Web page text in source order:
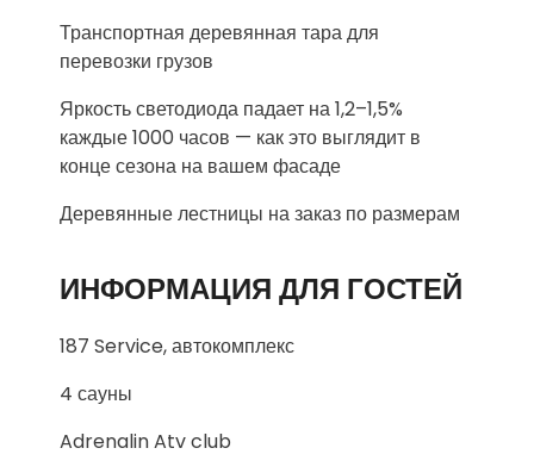
Транспортная деревянная тара для
перевозки грузов
Яркость светодиода падает на 1,2–1,5%
каждые 1000 часов — как это выглядит в
конце сезона на вашем фасаде
Деревянные лестницы на заказ по размерам
ИНФОРМАЦИЯ ДЛЯ ГОСТЕЙ
187 Service, автокомплекс
4 сауны
Adrenalin Atv club